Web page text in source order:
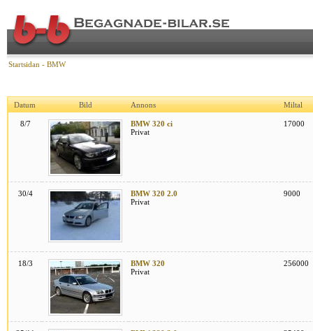
Startsidan - BMW
Datum Bild Annons Miltal
8/7
BMW 320 ci
Privat
17000
30/4
BMW 320 2.0
Privat
9000
18/3
BMW 320
Privat
256000